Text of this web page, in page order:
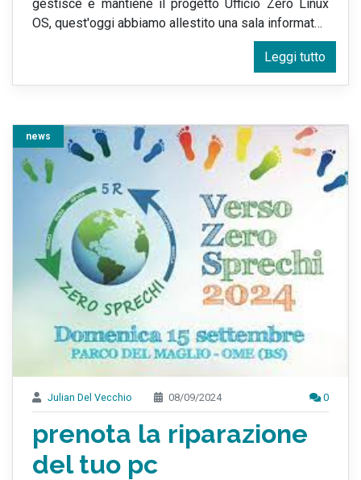
gestisce e mantiene il progetto Ufficio Zero Linux
OS, quest'oggi abbiamo allestito una sala informat…
Leggi tutto
news
Julian Del Vecchio 08/09/2024 0
prenota la riparazione
del tuo pc